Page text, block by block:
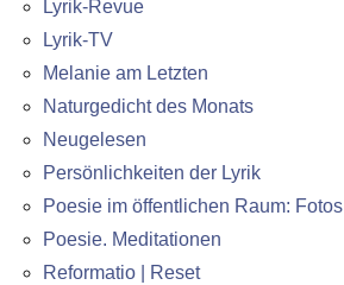
Lyrik-Revue
Lyrik-TV
Melanie am Letzten
Naturgedicht des Monats
Neugelesen
Persönlichkeiten der Lyrik
Poesie im öffentlichen Raum: Fotos
Poesie. Meditationen
Reformatio | Reset